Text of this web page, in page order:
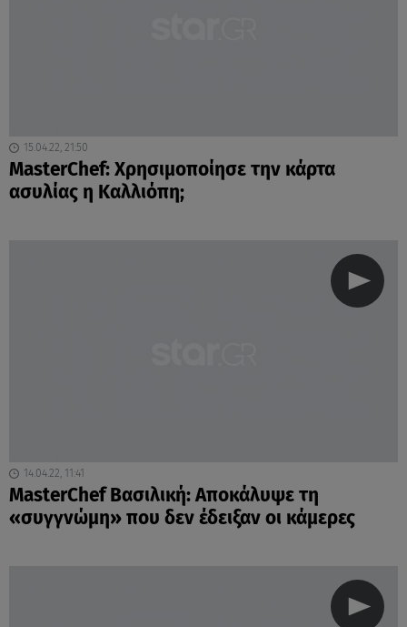
15.04.22, 21:50
MasterChef: Χρησιμοποίησε την κάρτα
ασυλίας η Καλλιόπη;
14.04.22, 11:41
MasterChef Βασιλική: Αποκάλυψε τη
«συγγνώμη» που δεν έδειξαν οι κάμερες